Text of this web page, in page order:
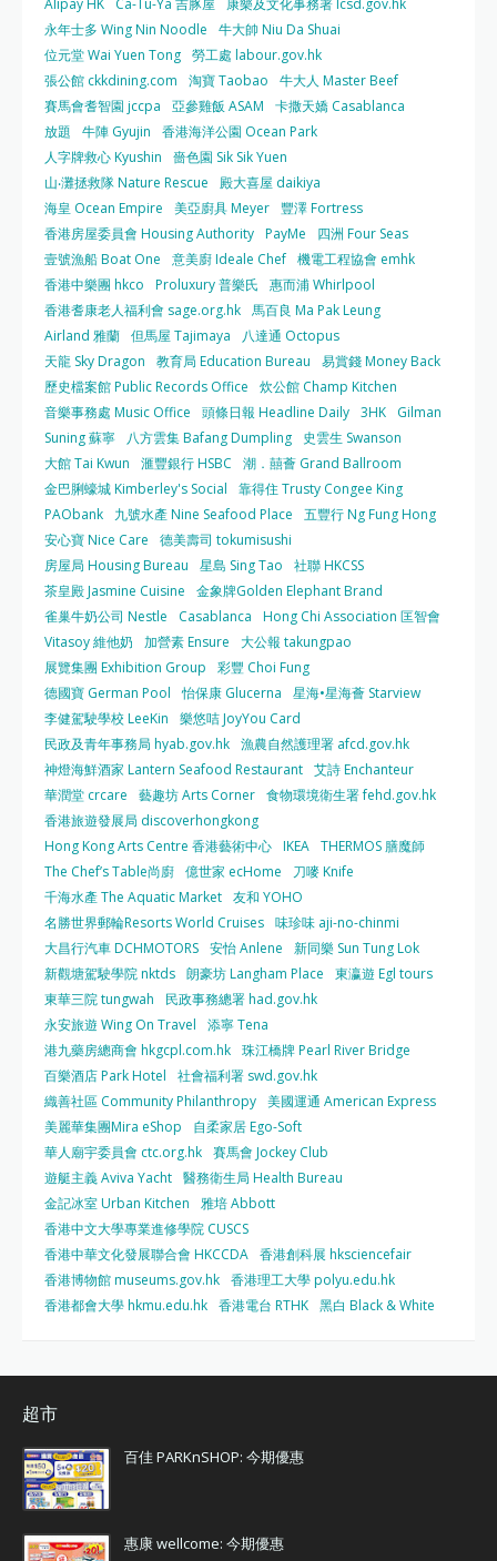
Alipay HK Ca-Tu-Ya 吉豚屋
康樂及文化事務署 lcsd.gov.hk
永年士多 Wing Nin Noodle
牛大帥 Niu Da Shuai
位元堂 Wai Yuen Tong 勞工處 labour.gov.hk
張公館 ckkdining.com
淘寶 Taobao
牛大人 Master Beef
賽馬會耆智園 jccpa
亞參雞飯 ASAM
卡撒天嬌 Casablanca
放題
牛陣 Gyujin
香港海洋公園 Ocean Park
人字牌救心 Kyushin
嗇色園 Sik Sik Yuen
山‧灘拯救隊 Nature Rescue
殿大喜屋 daikiya
海皇 Ocean Empire
美亞廚具 Meyer 豐澤 Fortress
香港房屋委員會 Housing Authority PayMe
四洲 Four Seas
壹號漁船 Boat One
意美廚 Ideale Chef 機電工程協會 emhk
香港中樂團 hkco
Proluxury 普樂氏
惠而浦 Whirlpool
香港耆康老人福利會 sage.org.hk 馬百良 Ma Pak Leung
Airland 雅蘭 但馬屋 Tajimaya
八達通 Octopus
天龍 Sky Dragon
教育局 Education Bureau
易賞錢 Money Back
歷史檔案館 Public Records Office
炊公館 Champ Kitchen
音樂事務處 Music Office
頭條日報 Headline Daily 3HK
Gilman
Suning 蘇寧
八方雲集 Bafang Dumpling
史雲生 Swanson
大館 Tai Kwun
滙豐銀行 HSBC
潮．囍薈 Grand Ballroom
金巴脷蠔城 Kimberley's Social
靠得住 Trusty Congee King
PAObank
九號水產 Nine Seafood Place
五豐行 Ng Fung Hong
安心寶 Nice Care
德美壽司 tokumisushi
房屋局 Housing Bureau
星島 Sing Tao
社聯 HKCSS
茶皇殿 Jasmine Cuisine
金象牌Golden Elephant Brand
雀巢牛奶公司 Nestle
Casablanca
Hong Chi Association 匡智會
Vitasoy 維他奶
加營素 Ensure
大公報 takungpao
展覽集團 Exhibition Group
彩豐 Choi Fung
德國寶 German Pool
怡保康 Glucerna
星海•星海薈 Starview
李健駕駛學校 LeeKin
樂悠咭 JoyYou Card
民政及青年事務局 hyab.gov.hk 漁農自然護理署 afcd.gov.hk
神燈海鮮酒家 Lantern Seafood Restaurant 艾詩 Enchanteur
華潤堂 crcare
藝趣坊 Arts Corner 食物環境衛生署 fehd.gov.hk
香港旅遊發展局 discoverhongkong
Hong Kong Arts Centre 香港藝術中心 IKEA THERMOS 膳魔師
The Chef’s Table尚廚 億世家 ecHome
刀嘜 Knife
千海水產 The Aquatic Market 友和 YOHO
名勝世界郵輪Resorts World Cruises 味珍味 aji-no-chinmi
大昌行汽車 DCHMOTORS 安怡 Anlene
新同樂 Sun Tung Lok
新觀塘駕駛學院 nktds 朗豪坊 Langham Place
東瀛遊 Egl tours
東華三院 tungwah
民政事務總署 had.gov.hk
永安旅遊 Wing On Travel
添寧 Tena
港九藥房總商會 hkgcpl.com.hk 珠江橋牌 Pearl River Bridge
百樂酒店 Park Hotel
社會福利署 swd.gov.hk
織善社區 Community Philanthropy 美國運通 American Express
美麗華集團Mira eShop
自柔家居 Ego-Soft
華人廟宇委員會 ctc.org.hk 賽馬會 Jockey Club
遊艇主義 Aviva Yacht 醫務衛生局 Health Bureau
金記冰室 Urban Kitchen
雅培 Abbott
香港中文大學專業進修學院 CUSCS
香港中華文化發展聯合會 HKCCDA 香港創科展 hksciencefair
香港博物館 museums.gov.hk 香港理工大學 polyu.edu.hk
香港都會大學 hkmu.edu.hk 香港電台 RTHK 黑白 Black & White
超市
百佳 PARKnSHOP: 今期優惠
惠康 wellcome: 今期優惠